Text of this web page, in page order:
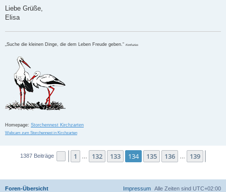
Liebe Grüße,
Elisa
„Suche die kleinen Dinge, die dem Leben Freude geben.“ Konfuzius
Homepage: Storchennest Kirchzarten
Webcam zum Storchennest in Kirchzarten
1387 Beiträge Seite 134 von 139
Vorherige
1 132 133 134 135 136 139
Foren-Übersicht Alle Zeiten sind UTC+02:00
Impressum